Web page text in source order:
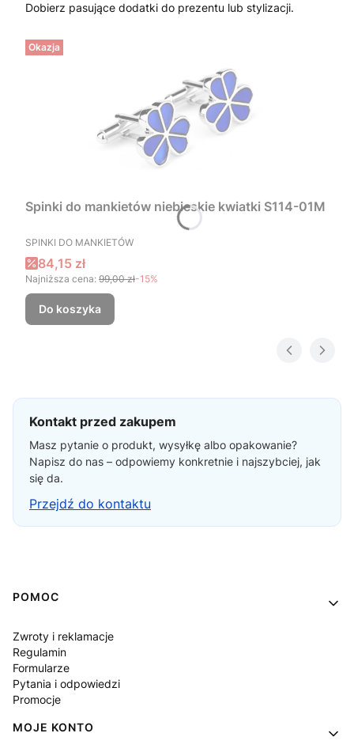
Dobierz pasujące dodatki do prezentu lub stylizacji.
Okazja
Spinki do mankietów niebieskie kwiatki S114-01M
PRODUCENT
SPINKI DO MANKIETÓW
Cena promocyjna
84,15 zł
Najniższa cena: 99,00 zł-15%
Do koszyka
Kontakt przed zakupem
Masz pytanie o produkt, wysyłkę albo opakowanie?
Napisz do nas – odpowiemy konkretnie i najszybciej, jak
się da.
Przejdź do kontaktu
Linki w stopce
POMOC
Zwroty i reklamacje
Regulamin
Formularze
Pytania i odpowiedzi
Promocje
MOJE KONTO